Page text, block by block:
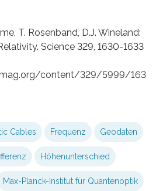
T. Rosenband, D.J. Wineland:
Science 329, 1630-1633
content/329/5999/163
Cables Frequenz Geodaten
Höhenunterschied
Max-Planck-Institut für Quantenoptik